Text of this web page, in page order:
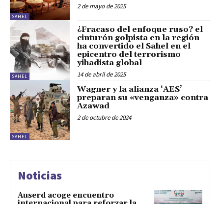
SAHEL
2 de mayo de 2025
SAHEL
¿Fracaso del enfoque ruso? el
cinturón golpista en la región
ha convertido el Sahel en el
epicentro del terrorismo
yihadista global
14 de abril de 2025
SAHEL
Wagner y la alianza ‘AES’
preparan su «venganza» contra
Azawad
2 de octubre de 2024
Noticias
Auserd acoge encuentro